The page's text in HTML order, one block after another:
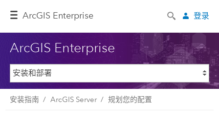
ArcGIS Enterprise 登录
ArcGIS Enterprise
安装指南 ArcGIS Server 规划您的配置